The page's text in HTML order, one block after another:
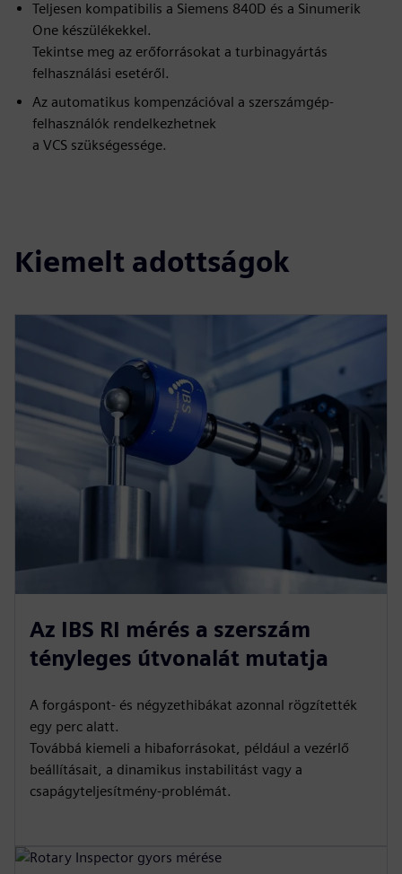
Teljesen kompatibilis a Siemens 840D és a Sinumerik
One készülékekkel.
Tekintse meg az erőforrásokat a turbinagyártás
felhasználási esetéről.
Az automatikus kompenzációval a szerszámgép-
felhasználók rendelkezhetnek
a VCS szükségessége.
Kiemelt adottságok
Az IBS RI mérés a szerszám
tényleges útvonalát mutatja
A forgáspont- és négyzethibákat azonnal rögzítették
egy perc alatt.
Továbbá kiemeli a hibaforrásokat, például a vezérlő
beállításait, a dinamikus instabilitást vagy a
csapágyteljesítmény-problémát.